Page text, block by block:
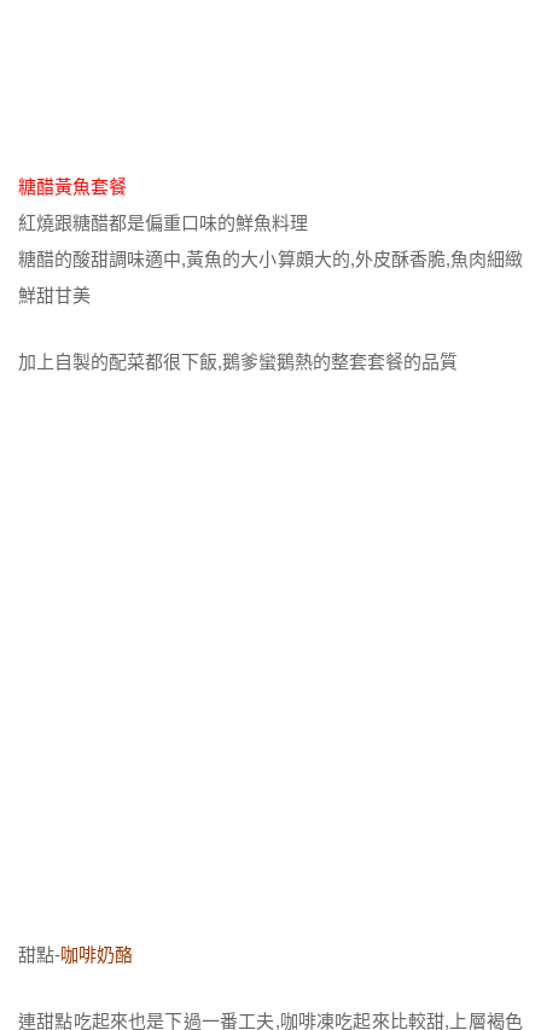
糖醋黃魚套餐
紅燒跟糖醋都是偏重口味的鮮魚料理
糖醋的酸甜調味適中,黃魚的大小算頗大的,外皮酥香脆,魚肉細緻
鮮甜甘美
加上自製的配菜都很下飯,鵝爹蠻鵝熱的整套套餐的品質
甜點-咖啡奶酪
連甜點吃起來也是下過一番工夫,咖啡凍吃起來比較甜,上層褐色